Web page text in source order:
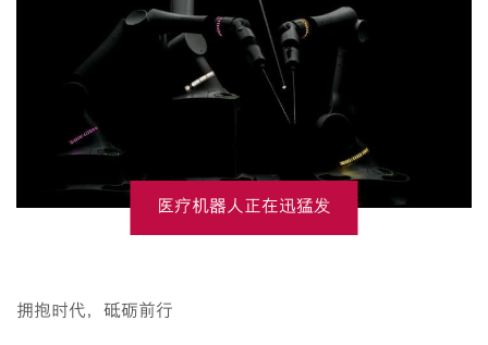
医疗机器人正在迅猛发
拥抱时代，砥砺前行